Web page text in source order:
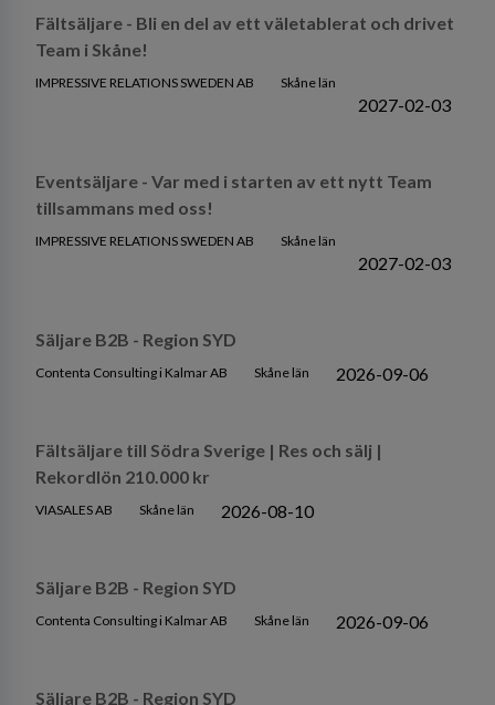
Fältsäljare - Bli en del av ett väletablerat och drivet
Team i Skåne!
IMPRESSIVE RELATIONS SWEDEN AB Skåne län
2027-02-03
Eventsäljare - Var med i starten av ett nytt Team
tillsammans med oss!
IMPRESSIVE RELATIONS SWEDEN AB Skåne län
2027-02-03
Säljare B2B - Region SYD
Contenta Consulting i Kalmar AB Skåne län 2026-09-06
Fältsäljare till Södra Sverige | Res och sälj |
Rekordlön 210.000 kr
VIASALES AB Skåne län 2026-08-10
Säljare B2B - Region SYD
Contenta Consulting i Kalmar AB Skåne län 2026-09-06
Säljare B2B - Region SYD